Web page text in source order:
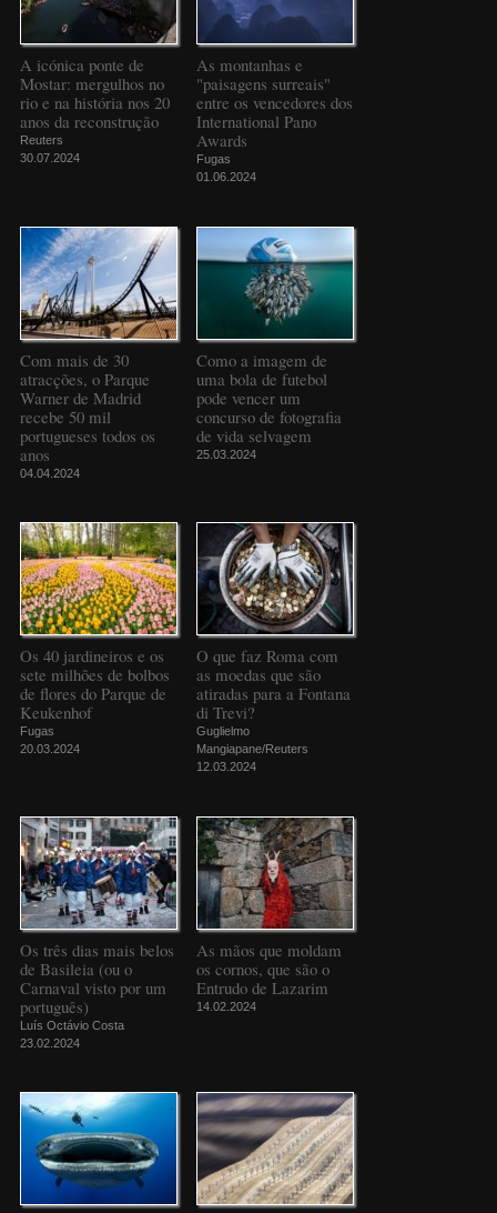
A icónica ponte de
Mostar: mergulhos no
rio e na história nos 20
anos da reconstrução
Reuters
30.07.2024
As montanhas e
"paisagens surreais"
entre os vencedores dos
International Pano
Awards
Fugas
01.06.2024
Com mais de 30
atracções, o Parque
Warner de Madrid
recebe 50 mil
portugueses todos os
anos
04.04.2024
Como a imagem de
uma bola de futebol
pode vencer um
concurso de fotografia
de vida selvagem
25.03.2024
Os 40 jardineiros e os
sete milhões de bolbos
de flores do Parque de
Keukenhof
Fugas
20.03.2024
O que faz Roma com
as moedas que são
atiradas para a Fontana
di Trevi?
Guglielmo
Mangiapane/Reuters
12.03.2024
Os três dias mais belos
de Basileia (ou o
Carnaval visto por um
português)
Luís Octávio Costa
23.02.2024
As mãos que moldam
os cornos, que são o
Entrudo de Lazarim
14.02.2024